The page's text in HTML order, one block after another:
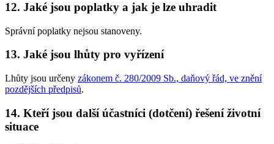
12. Jaké jsou poplatky a jak je lze uhradit
Správní poplatky nejsou stanoveny.
13. Jaké jsou lhůty pro vyřízení
Lhůty jsou určeny zákonem č. 280/2009 Sb., daňový řád, ve znění
pozdějších předpisů.
14. Kteří jsou další účastníci (dotčení) řešení životní
situace